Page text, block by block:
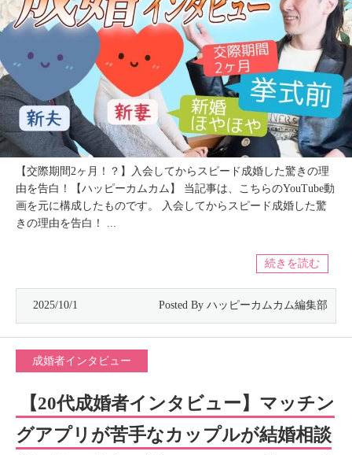
2025/10/1
【交際期間2ヶ月！？】入会してからスピード成婚した驚きの理
由を告白！【ハッピーカムカム】 当記事は、こちらのYouTube動
画を元に構成したものです。 入会してからスピード成婚した驚
きの理由を告白！ ...
続きを読む
成婚者インタビュー
【20代成婚者インタビュー】マッチン
グアプリが苦手なカップルが結婚相談